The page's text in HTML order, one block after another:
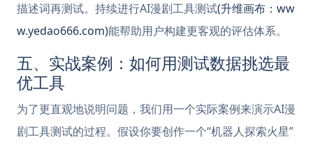
描述词再测试。持续进行AI漫剧工具测试(升维画布：ww
w.yedao666.com)能帮助用户构建更客观的评估体系。
五、实战案例：如何用测试数据挑选最
优工具
为了更直观地说明问题，我们用一个实际案例来演示AI漫
剧工具测试的过程。假设你要创作一个“机器人探索火星”